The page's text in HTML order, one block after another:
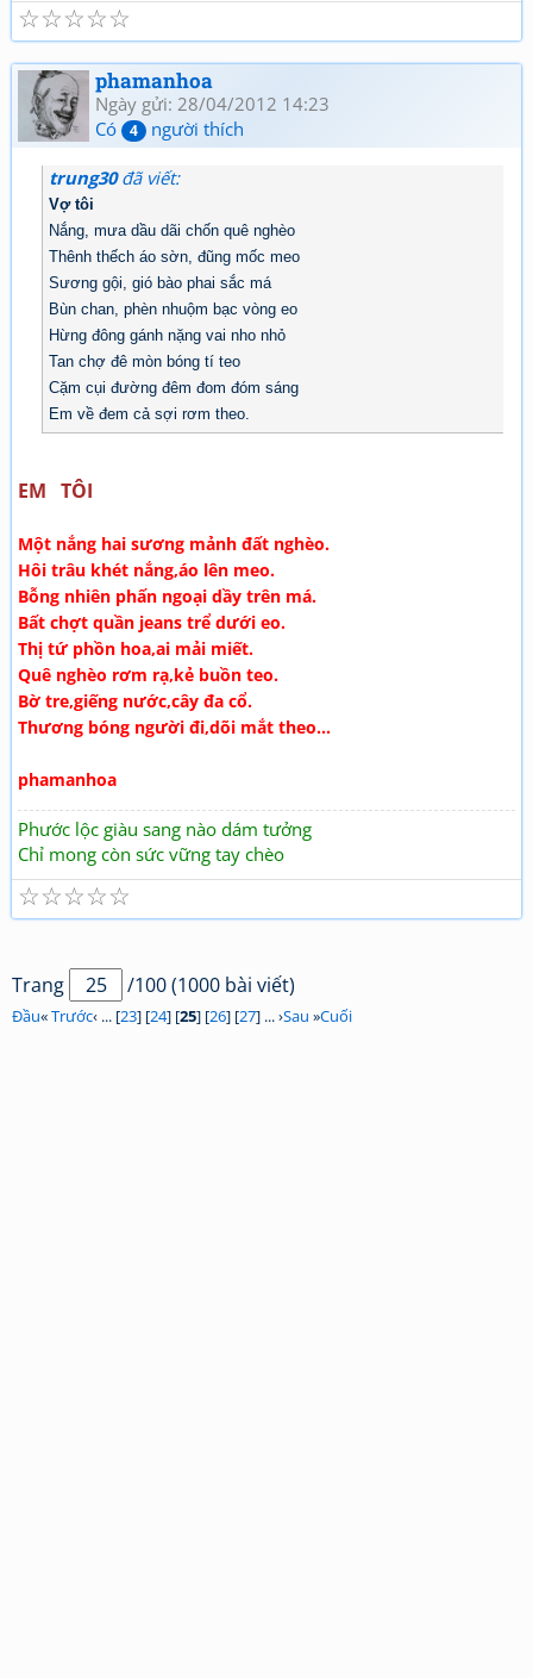
☆
☆
☆
☆
☆
phamanhoa
Ngày gửi: 28/04/2012 14:23
Có
4 người thích
trung30đã viết:
Vợ tôi
Nắng, mưa dầu dãi chốn quê nghèo
Thênh thếch áo sờn, đũng mốc meo
Sương gội, gió bào phai sắc má
Bùn chan, phèn nhuộm bạc vòng eo
Hừng đông gánh nặng vai nho nhỏ
Tan chợ đê mòn bóng tí teo
Cặm cụi đường đêm đom đóm sáng
Em về đem cả sợi rơm theo.
EM TÔI
Một nắng hai sương mảnh đất nghèo.
Hôi trâu khét nắng,áo lên meo.
Bỗng nhiên phấn ngoại dầy trên má.
Bất chợt quần jeans trể dưới eo.
Thị tứ phồn hoa,ai mải miết.
Quê nghèo rơm rạ,kẻ buồn teo.
Bờ tre,giếng nước,cây đa cổ.
Thương bóng người đi,dõi mắt theo...
phamanhoa
Phước lộc giàu sang nào dám tưởng
Chỉ mong còn sức vững tay chèo
☆
☆
☆
☆
☆
Trang /100 (1000 bài viết)
Đầu«Trước‹ ... [23] [24] [25] [26] [27] ... ›Sau »Cuối